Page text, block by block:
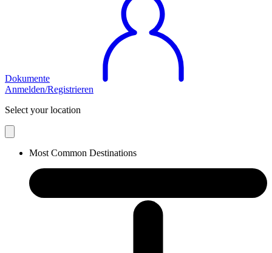
Dokumente
Anmelden/Registrieren
Select your location
Most Common Destinations